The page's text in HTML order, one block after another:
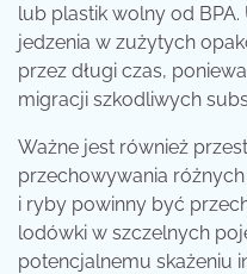
lub plastik wolny od
jedzenia w zużytych
przez długi czas,
migracji szkodliwych
Ważne jest również
przechowywania
i ryby powinny być
lodówki w szczelnych
potencjalnemu skażeniu